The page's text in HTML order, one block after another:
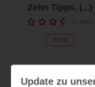
Zehn Tipps, (...)
(147)
Print
Update zu